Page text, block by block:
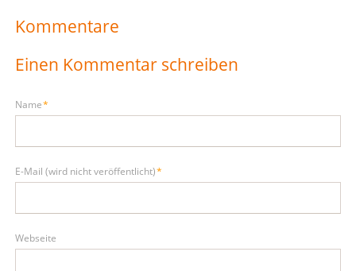
Kommentare
Einen Kommentar schreiben
Pflichtfeld
Name*
Pflichtfeld
E-Mail (wird nicht veröffentlicht)*
Webseite